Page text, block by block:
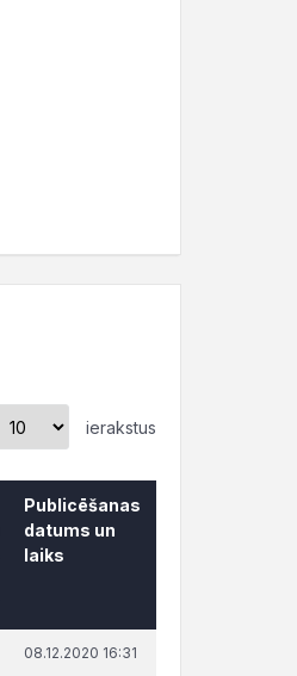
ierakstus
Publicēšanas
datums un
laiks
08.12.2020 16:31